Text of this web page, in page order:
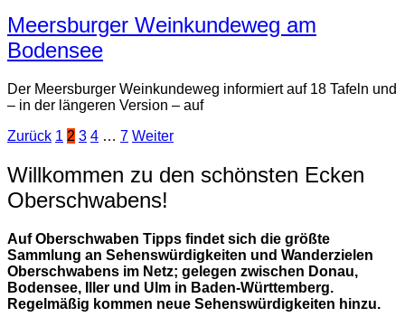
Meersburger Weinkundeweg am
Bodensee
Der Meersburger Weinkundeweg informiert auf 18 Tafeln und
– in der längeren Version – auf
Seitennummerierung
der
Beiträge
Zurück 1 2 3 4 … 7 Weiter
Willkommen zu den schönsten Ecken
Oberschwabens!
Auf Oberschwaben Tipps findet sich die größte
Sammlung an Sehenswürdigkeiten und Wanderzielen
Oberschwabens im Netz; gelegen zwischen Donau,
Bodensee, Iller und Ulm in Baden-Württemberg.
Regelmäßig kommen neue Sehenswürdigkeiten hinzu.